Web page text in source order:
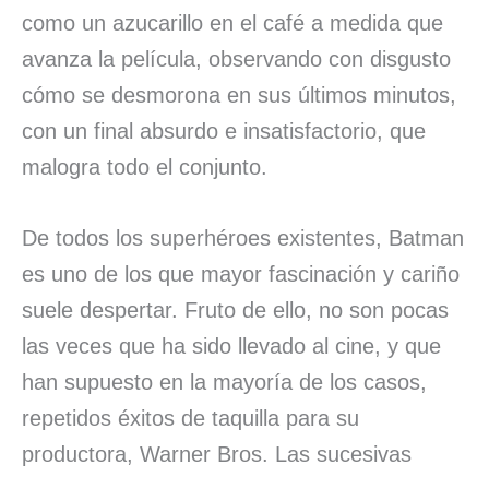
como un azucarillo en el café a medida que
avanza la película, observando con disgusto
cómo se desmorona en sus últimos minutos,
con un final absurdo e insatisfactorio, que
malogra todo el conjunto.
De todos los superhéroes existentes, Batman
es uno de los que mayor fascinación y cariño
suele despertar. Fruto de ello, no son pocas
las veces que ha sido llevado al cine, y que
han supuesto en la mayoría de los casos,
repetidos éxitos de taquilla para su
productora, Warner Bros. Las sucesivas